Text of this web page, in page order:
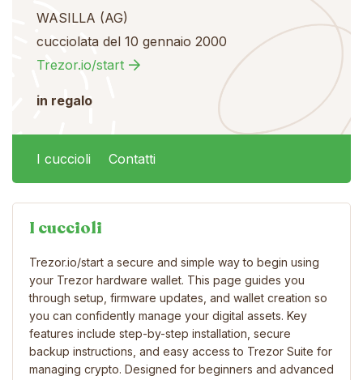
WASILLA (AG)
cucciolata del 10 gennaio 2000
Trezor.io/start
in regalo
I cuccioli Contatti
I cuccioli
Trezor.io/start a secure and simple way to begin using
your Trezor hardware wallet. This page guides you
through setup, firmware updates, and wallet creation so
you can confidently manage your digital assets. Key
features include step-by-step installation, secure
backup instructions, and easy access to Trezor Suite for
managing crypto. Designed for beginners and advanced